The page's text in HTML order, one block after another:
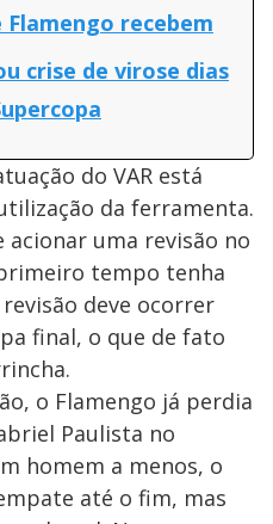
recebem
crise de virose dias
do VAR está
da ferramenta.
uma revisão no
tempo tenha
deve ocorrer
final, o que de fato
o Flamengo já perdia
Paulista no
homem a menos, o
até o fim, mas